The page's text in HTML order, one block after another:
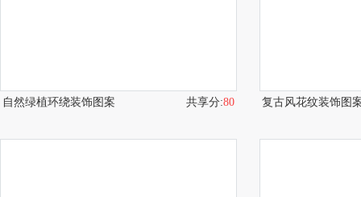
自然绿植环绕装饰图案 共享分:80